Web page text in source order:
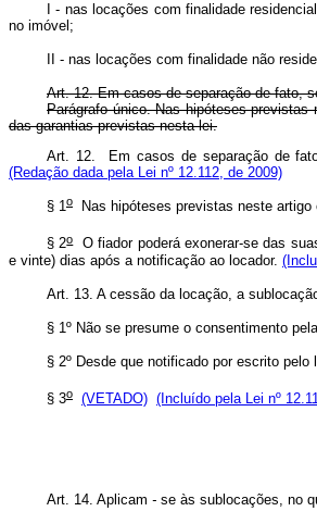
I - nas locações com finalidade
no imóvel;
II - nas locações com finalidade não
Art. 12. Em casos de separação de fato,
Parágrafo único. Nas hipóteses
das garantias previstas nesta lei.
Art. 12. Em casos de separação de
(Redação dada pela Lei nº 12.112, de 2009)
§ 1o Nas hipóteses previstas neste
§ 2oO fiador poderá exonerar-se das
e vinte) dias após a notificação ao locador.
Art. 13. A cessão da locação, a
§ 1º Não se presume o consentimento
§ 2º Desde que notificado por escrito
§ 3o (VETADO) (Incluído pela Lei nº
Art. 14. Aplicam - se às sublocações, no